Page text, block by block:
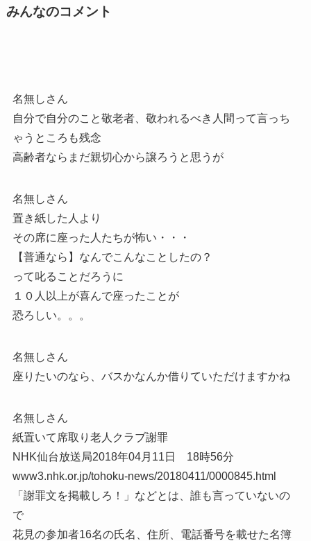
みんなのコメント
名無しさん
自分で自分のこと敬老者、敬われるべき人間って言っち
ゃうところも残念
高齢者ならまだ親切心から譲ろうと思うが
名無しさん
置き紙した人より
その席に座った人たちが怖い・・・
【普通なら】なんでこんなことしたの？
って叱ることだろうに
１０人以上が喜んで座ったことが
恐ろしい。。。
名無しさん
座りたいのなら、バスかなんか借りていただけますかね
名無しさん
紙置いて席取り老人クラブ謝罪
NHK仙台放送局2018年04月11日 18時56分
www3.nhk.or.jp/tohoku-news/20180411/0000845.html
「謝罪文を掲載しろ！」などとは、誰も言っていないの
で
花見の参加者16名の氏名、住所、電話番号を載せた名簿